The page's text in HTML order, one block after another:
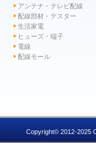
アンテナ・テレビ配線
配線部材・テスター
生活家電
ヒューズ・端子
電線
配線モール
Copyright© 2012-2025